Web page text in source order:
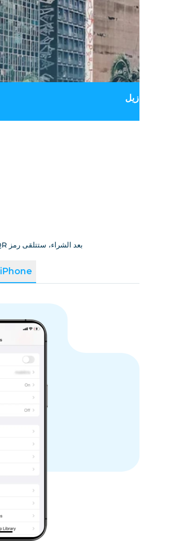
البرازيل
بعد الشراء، ستتلقى رمز QR ورمز التفعيل الخاص بشريحة eSIM عبر البريد الإلكتروني أو في صفحة إتمام الطلب. ما عليك سوى اتباع الدليل لإتمام التثبيت.
iPhone